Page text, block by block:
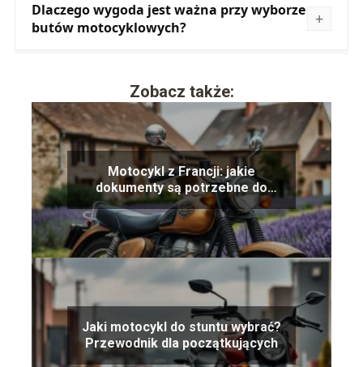
Dlaczego wygoda jest ważna przy wyborze
butów motocyklowych?
Zobacz także:
Motocykl z Francji: jakie
dokumenty są potrzebne do
rejestracji?
Jaki motocykl do stuntu wybrać?
Przewodnik dla początkujących